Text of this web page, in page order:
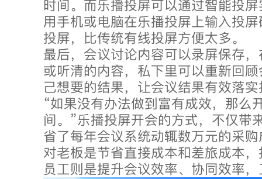
时间。而乐播投屏可以通过智能投
用手机或电脑在乐播投屏上输入投
投屏，比传统有线投屏方便太多。
最后，会议讨论内容可以录屏保存
或听清的内容，私下里可以重新回
己想要的结果，让会议结果有效落
“如果没有办法做到富有成效，那么
间。”乐播投屏开会的方式，不仅带
省了每年会议系统动辄数万元的采
对老板是节省直接成本和差旅成本
员工则是提升会议效率、协同效率